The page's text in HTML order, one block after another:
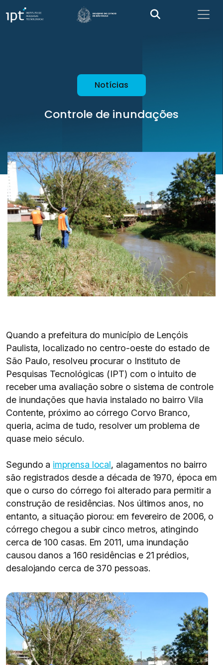
Notícias
Controle de inundações
Quando a prefeitura do município de Lençóis
Paulista, localizado no centro-oeste do estado de
São Paulo, resolveu procurar o Instituto de
Pesquisas Tecnológicas (IPT) com o intuito de
receber uma avaliação sobre o sistema de controle
de inundações que havia instalado no bairro Vila
Contente, próximo ao córrego Corvo Branco,
queria, acima de tudo, resolver um problema de
quase meio século.
Segundo a imprensa local, alagamentos no bairro
são registrados desde a década de 1970, época em
que o curso do córrego foi alterado para permitir a
construção de residências. Nos últimos anos, no
entanto, a situação piorou: em fevereiro de 2006, o
córrego chegou a subir cinco metros, atingindo
cerca de 100 casas. Em 2011, uma inundação
causou danos a 160 residências e 21 prédios,
desalojando cerca de 370 pessoas.